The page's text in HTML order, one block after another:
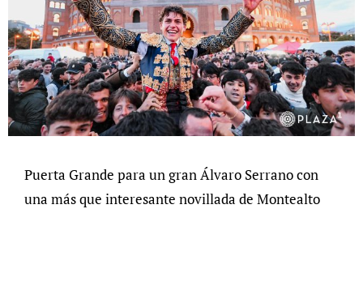
Puerta Grande para un gran Álvaro Serrano con
una más que interesante novillada de Montealto